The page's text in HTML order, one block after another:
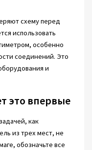
схему перед
использовать
особенно
соединений. Это
и
это впервые
как
из трех мест, не
обозначьте все